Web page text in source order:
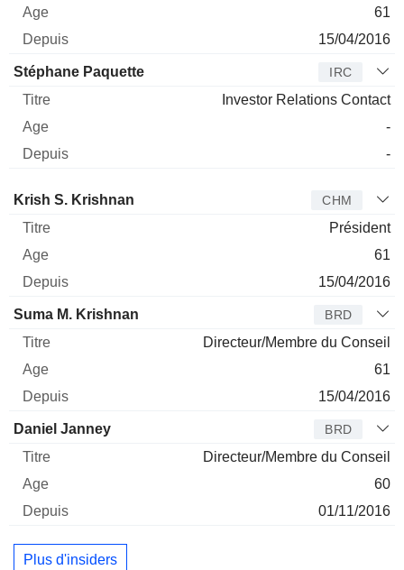
61
15/04/2016
Stéphane Paquette IRC
Investor Relations Contact
-
-
Administrateur Titre
Krish S. Krishnan CHM
Président
61
15/04/2016
Suma M. Krishnan BRD
Directeur/Membre du Conseil
61
15/04/2016
Daniel Janney BRD
Directeur/Membre du Conseil
60
01/11/2016
Plus d'insiders